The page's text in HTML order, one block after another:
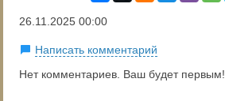
26.11.2025 00:00
Написать комментарий
Нет комментариев. Ваш будет первым!